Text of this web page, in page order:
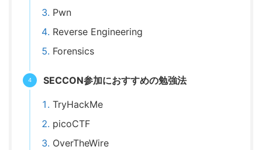
Pwn
Reverse Engineering
Forensics
SECCON参加におすすめの勉強法
TryHackMe
picoCTF
OverTheWire